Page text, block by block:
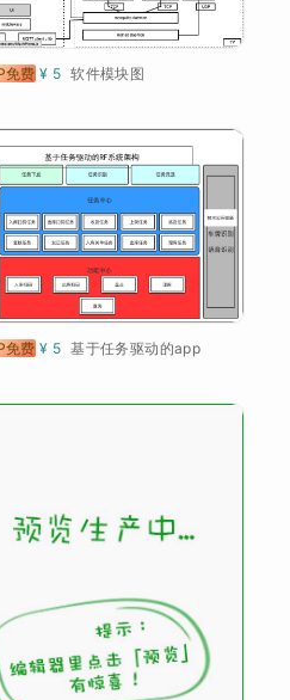
免费 ¥ 5 软件模块图
免费 ¥ 5 基于任务驱动的app